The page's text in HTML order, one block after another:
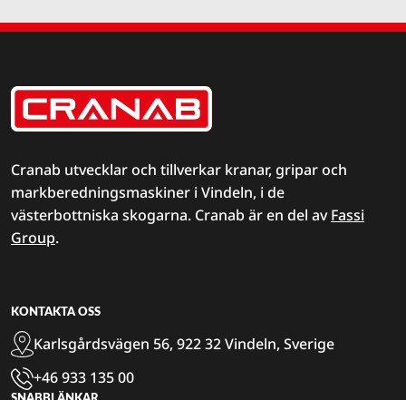
Cranab utvecklar och tillverkar kranar, gripar och
markberedningsmaskiner i Vindeln, i de
västerbottniska skogarna. Cranab är en del avFassi
Group.
KONTAKTA OSS
Karlsgårdsvägen 56, 922 32 Vindeln, Sverige
+46 933 135 00